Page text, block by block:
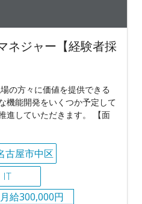
ネジャー【経験者採
の方々に価値を提供できる
機能開発をいくつか予定して
進していただきます。 【面
古屋市中区
IT
月給300,000円